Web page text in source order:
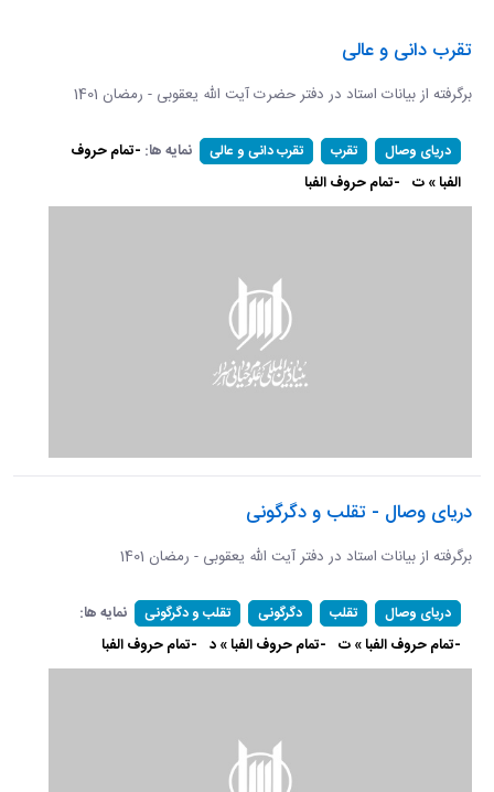
تقرب دانی و عالی
برگرفته از بیانات استاد در دفتر حضرت آیت الله یعقوبی - رمضان 1401
دریای وصال تقرب تقرب دانی و عالی نمایه ها: -تمام حروف
الفبا » ت -تمام حروف الفبا
دریای وصال - تقلب و دگرگونی
برگرفته از بیانات استاد در دفتر آیت الله یعقوبی - رمضان 1401
دریای وصال تقلب دگرگونی تقلب و دگرگونی
نمایه ها:
-تمام حروف الفبا » ت -تمام حروف الفبا » د -تمام حروف الفبا